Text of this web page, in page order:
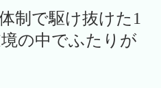
制で駆け抜けた1
の中でふたりが